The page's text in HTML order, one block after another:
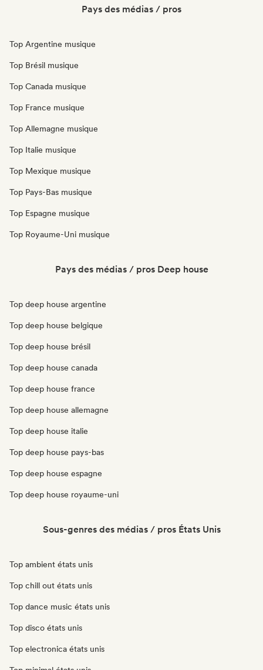
Pays des médias / pros
Top Argentine musique
Top Brésil musique
Top Canada musique
Top France musique
Top Allemagne musique
Top Italie musique
Top Mexique musique
Top Pays-Bas musique
Top Espagne musique
Top Royaume-Uni musique
Pays des médias / pros Deep house
Top deep house argentine
Top deep house belgique
Top deep house brésil
Top deep house canada
Top deep house france
Top deep house allemagne
Top deep house italie
Top deep house pays-bas
Top deep house espagne
Top deep house royaume-uni
Sous-genres des médias / pros États Unis
Top ambient états unis
Top chill out états unis
Top dance music états unis
Top disco états unis
Top electronica états unis